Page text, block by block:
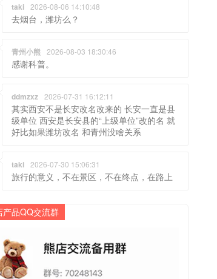
taki 2026-08-06 14:10:48
去烟台，潍坊么？
青州小熊 2026-08-03 18:30:46
感谢科普。
ddmzxz 2026-07-31 16:12:11
其实西安不是长安改名改来的 长安一直是县
级单位 西安是长安县的“上级单位”改的名 就
好比如果潍坊改名 和青州没啥关系
taki 2026-07-30 15:06:31
旅行的意义，不在景区，不在终点，在路上
产品QQ交流群